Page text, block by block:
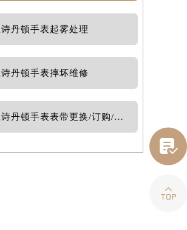
丹顿手表起雾处理
丹顿手表摔坏维修
江诗丹顿手表表带更换/订购/定制

